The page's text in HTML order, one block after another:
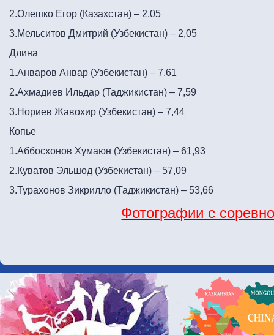
2.Олешко Егор (Казахстан) – 2,05
3.Мельситов Дмитрий (Узбекистан) – 2,05
Длина
1.Анваров Анвар (Узбекистан) – 7,61
2.Ахмадиев Ильдар (Таджикистан) – 7,59
3.Нориев Жавохир (Узбекистан) – 7,44
Копье
1.Аббосхонов Хумаюн (Узбекистан) – 61,93
2.Куватов Эльшод (Узбекистан) – 57,09
3.Турахонов Зикрилло (Таджикистан) – 53,66
Фотографии с